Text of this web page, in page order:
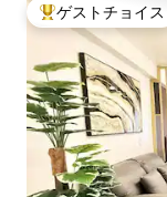
大好評のゲストチ
ゲストチョイス